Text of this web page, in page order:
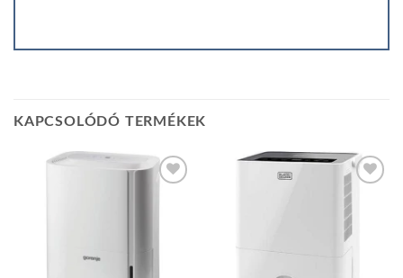
KAPCSOLÓDÓ TERMÉKEK
wishlist
Add to